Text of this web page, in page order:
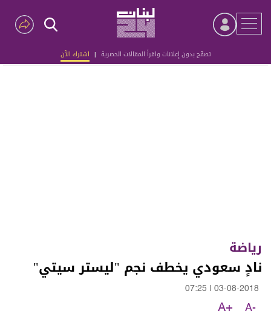
تصفّح بدون إعلانات واقرأ المقالات الحصرية | اشترك الآن
Advertisement
رياضة
نادٍ سعودي يخطف نجم "ليستر سيتي"
03-08-2018
07:25
A-
A+